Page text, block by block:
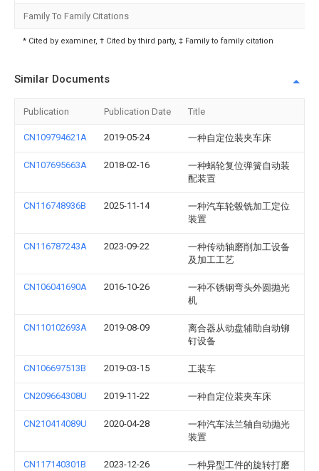
Family To Family Citations
* Cited by examiner, † Cited by third party, ‡ Family to family citation
Similar Documents
Publication Publication Date Title
CN109794621A 2019-05-24 一种自定位装夹车床
CN107695663A 2018-02-16
一种蜗轮复位弹簧自动装
配装置
CN116748936B 2025-11-14
一种汽车轮毂铣加工定位
装置
CN116787243A 2023-09-22
一种传动轴磨削加工设备
及加工工艺
CN106041690A 2016-10-26
一种不锈钢弯头外圆抛光
机
CN110102693A 2019-08-09
离合器从动盘辅助自动铆
钉设备
CN106697513B 2019-03-15 工装车
CN209664308U 2019-11-22 一种自定位装夹车床
CN210414089U 2020-04-28
一种汽车法兰轴自动抛光
装置
CN117140301B 2023-12-26
一种异型工件的旋转打磨